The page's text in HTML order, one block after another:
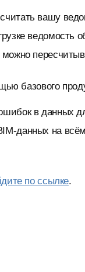
вашу
можно
базового
в данных
данных на
по ссылке.